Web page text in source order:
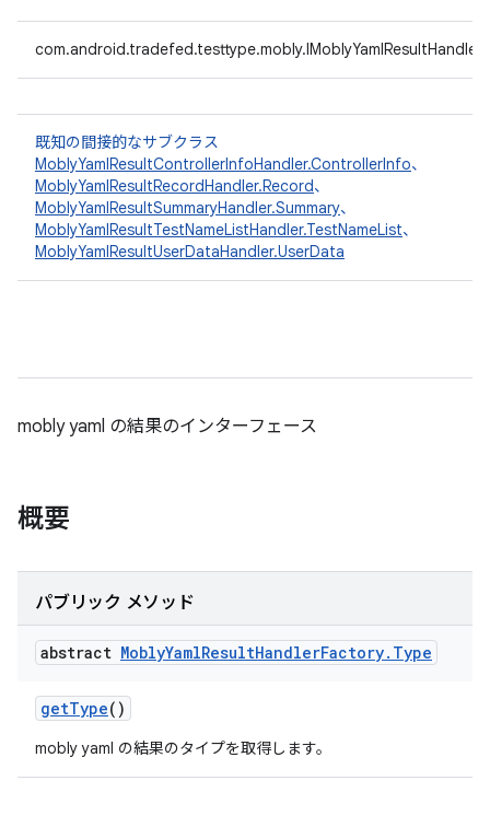
既知の間接的なサブクラス
MoblyYamlResultControllerInfoHandler.ControllerInfo、
MoblyYamlResultRecordHandler.Record、
MoblyYamlResultSummaryHandler.Summary、
MoblyYamlResultTestNameListHandler.TestNameList、
MoblyYamlResultUserDataHandler.UserData
mobly yaml の結果のインターフェース
概要
パブリック メソッド
abstract MoblyYamlResultHandlerFactory. Type
getType()
mobly yaml の結果のタイプを取得します。